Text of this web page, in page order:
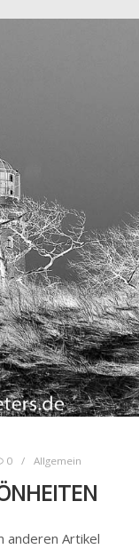
0 Allgemein
anderen Artikel